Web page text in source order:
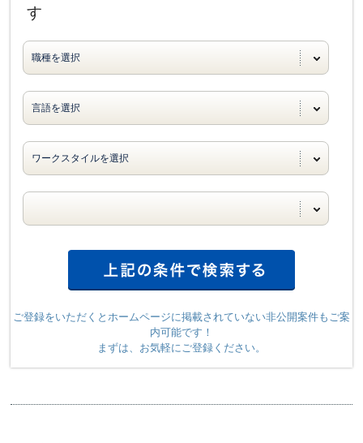
す
ご登録をいただくとホームページに掲載されていない非公開案件もご案
内可能です！
まずは、お気軽にご登録ください。